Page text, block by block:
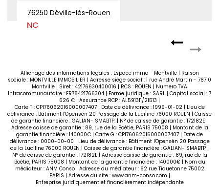
76250 DEVILLE LES ROUEN
NC
Affichage des informations légales : Espace immo - Montville | Raison
sociale : MONTVILLE IMMOBILIER | Adresse siège social : 1 rue André Martin - 76710
Montville | Siret : 42176630400016 | RCS : ROUEN | Numero TVA
Intracommunautaire : FR78421766304 | Forme juridique : SARL | Capital social : 7
626 € | Assurance RCP : AL591311/21513 |
Carte T : CPI76062016000007407 | Date de délivrance : 1999-01-02 | Lieu de
délivrance : Bâtiment l'Opensèn 20 Passage de la Luciline 76000 ROUEN | Caisse
de garantie financière : GALIAN- SMABTP. | N° de caisse de garantie : 172182E |
Adresse caisse de garantie : 89, rue de la Boétie, PARIS 75008 | Montant de la
garantie financière : 140000€ | Carte G : CPI76062016000007407 | Date de
délivrance : 0000-00-00 | Lieu de délivrance : Bâtiment l'Opensèn 20 Passage
de la Luciline 76000 ROUEN | Caisse de garantie financière : GALIAN- SMABTP |
N° de caisse de garantie : 172182E | Adresse caisse de garantie : 89, rue de la
Boétie, PARIS 75008 | Montant de la garantie financière : 140000€ | Nom du
médiateur : ANM Conso | Adresse du médiateur : 62 rue Tiquetonne 75002
PARIS | Adresse du site : www.anm-conso.com |
Entreprise juridiquement et financièrement indépendante